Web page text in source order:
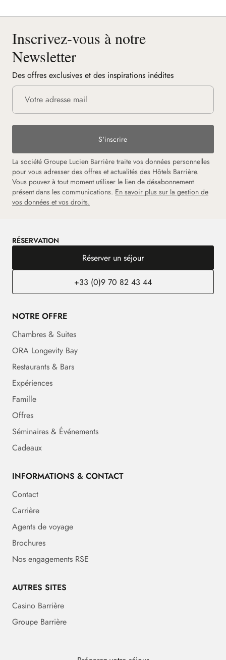
Inscrivez-vous à notre
Newsletter
Des offres exclusives et des inspirations inédites
S'inscrire
La société Groupe Lucien Barrière traite vos données personnelles
pour vous adresser des offres et actualités des Hôtels Barrière.
Vous pouvez à tout moment utiliser le lien de désabonnement
présent dans les communications. En savoir plus sur la gestion de
vos données et vos droits.
RÉSERVATION
Réserver un séjour
+33 (0)9 70 82 43 44
NOTRE OFFRE
Chambres & Suites
ORA Longevity Bay
Restaurants & Bars
Expériences
Famille
Offres
Séminaires & Événements
Cadeaux
INFORMATIONS & CONTACT
Contact
Carrière
Agents de voyage
Brochures
Nos engagements RSE
AUTRES SITES
Casino Barrière
Groupe Barrière